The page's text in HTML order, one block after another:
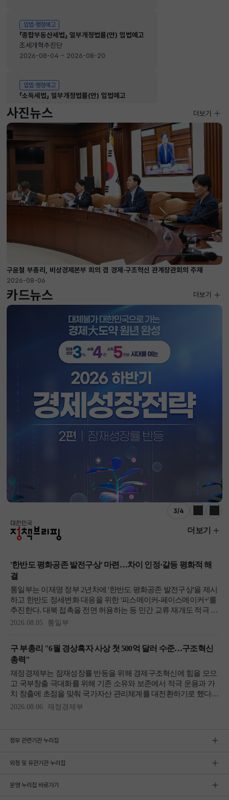
입법·행정예고
「종합부동산세법」 일부개정법률(안) 입법예고
조세개혁추진단
2026-08-04 ~ 2026-08-20
입법·행정예고
「소득세법」 일부개정법률(안) 입법예고
소득법인세정책관
2026-08-04 ~ 2026-08-20
사진뉴스
구윤철 부총리, 비상경제본부 희의 겸 경제·구조혁신 관계장관회의 주재
2026-08-06
사진뉴스
더보기
카드뉴스
3/4
이전 다음
더보기
정부 관련기관 누리집
외청 및 유관기관 누리집
운영 누리집 바로가기